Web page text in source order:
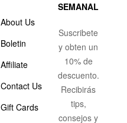
About Us
Boletin
Affiliate
Contact Us
Gift Cards
SEMANAL
Suscribete
y obten un
10% de
descuento.
Recibirás
tips,
consejos y